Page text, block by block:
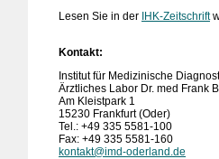
Lesen Sie in der IHK-Zeitschrift
Kontakt:
Institut für Medizinische
Ärztliches Labor Dr. med Frank
Am Kleistpark 1
15230 Frankfurt (Oder)
Tel.: +49 335 5581-100
Fax: +49 335 5581-160
kontakt@imd-oderland.de